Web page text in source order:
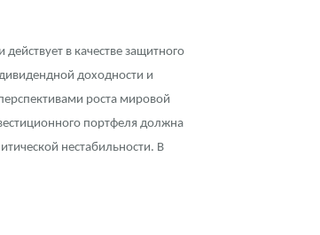
в качестве защитного
доходности и
роста мировой
портфеля должна
нестабильности. В